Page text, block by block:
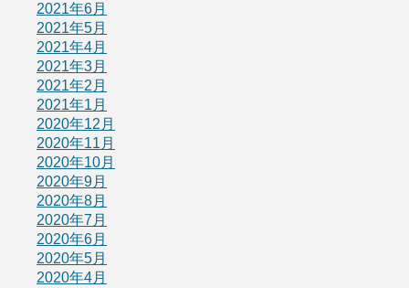
2021年6月
2021年5月
2021年4月
2021年3月
2021年2月
2021年1月
2020年12月
2020年11月
2020年10月
2020年9月
2020年8月
2020年7月
2020年6月
2020年5月
2020年4月